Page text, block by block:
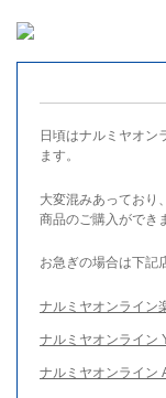
日頃はナルミヤオン
ます。
大変混みあっており
商品のご購入ができ
お急ぎの場合は下記
ナルミヤオンライン
ナルミヤオンライン
ナルミヤオンライン